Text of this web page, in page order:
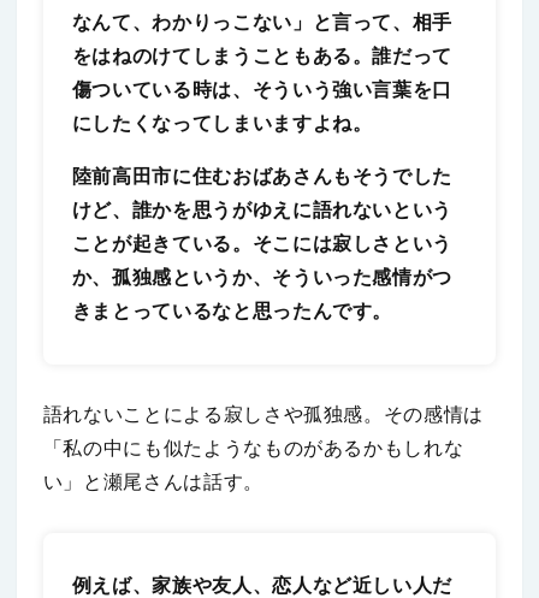
なんて、わかりっこない」と言って、相手
をはねのけてしまうこともある。誰だって
傷ついている時は、そういう強い言葉を口
にしたくなってしまいますよね。
陸前高田市に住むおばあさんもそうでした
けど、誰かを思うがゆえに語れないという
ことが起きている。そこには寂しさという
か、孤独感というか、そういった感情がつ
きまとっているなと思ったんです。
語れないことによる寂しさや孤独感。その感情は
「私の中にも似たようなものがあるかもしれな
い」と瀬尾さんは話す。
例えば、家族や友人、恋人など近しい人だ